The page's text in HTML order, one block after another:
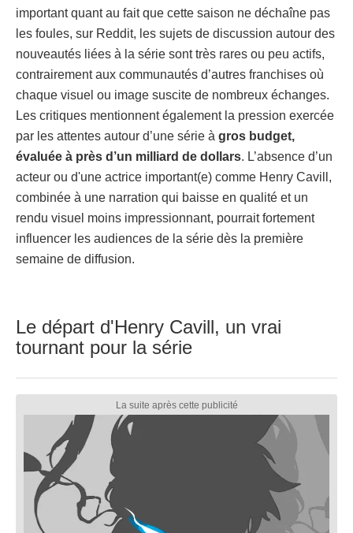
important quant au fait que cette saison ne déchaîne pas
les foules, sur Reddit, les sujets de discussion autour des
nouveautés liées à la série sont très rares ou peu actifs,
contrairement aux communautés d’autres franchises où
chaque visuel ou image suscite de nombreux échanges.
Les critiques mentionnent également la pression exercée
par les attentes autour d’une série à gros budget,
évaluée à près d’un milliard de dollars. L’absence d’un
acteur ou d'une actrice important(e) comme Henry Cavill,
combinée à une narration qui baisse en qualité et un
rendu visuel moins impressionnant, pourrait fortement
influencer les audiences de la série dès la première
semaine de diffusion.
Le départ d'Henry Cavill, un vrai
tournant pour la série